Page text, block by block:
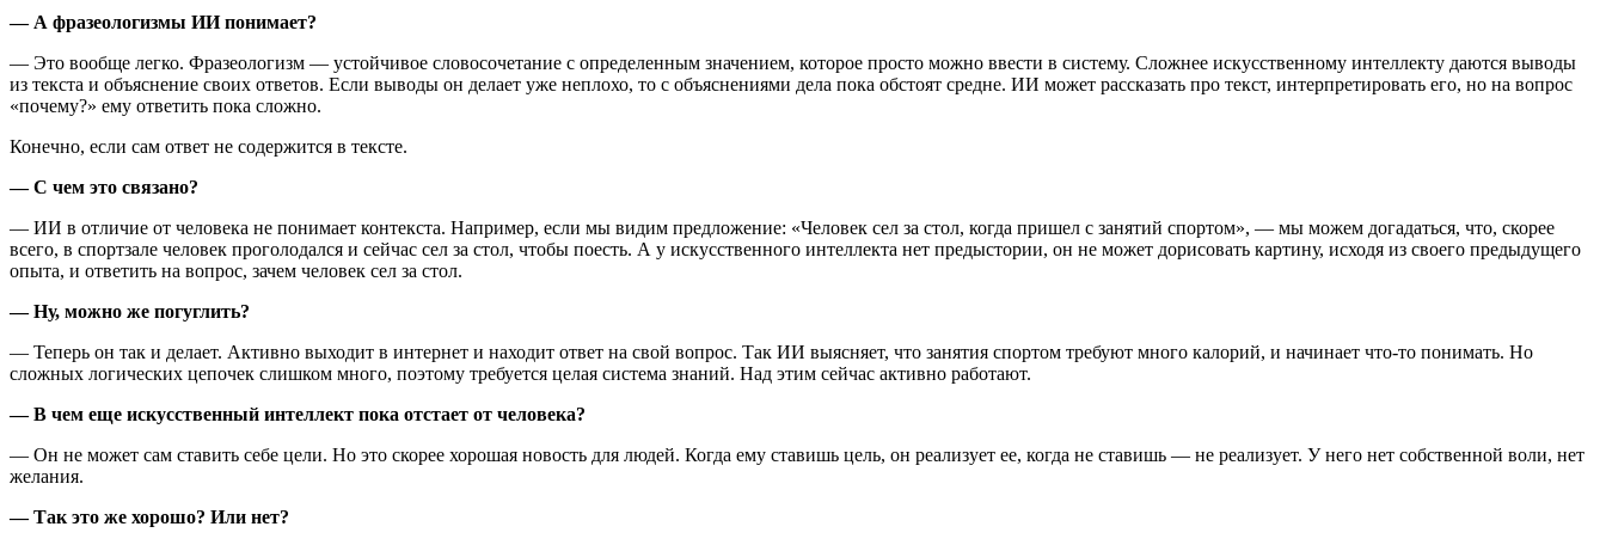
— А фразеологизмы ИИ понимает?
— Это вообще легко. Фразеологизм — устойчивое словосочетание с определенным значением, которое просто можно ввести в систему. Сложнее искусственному интеллекту даются выводы
из текста и объяснение своих ответов. Если выводы он делает уже неплохо, то с объяснениями дела пока обстоят средне. ИИ может рассказать про текст, интерпретировать его, но на вопрос
«почему?» ему ответить пока сложно.
Конечно, если сам ответ не содержится в тексте.
— С чем это связано?
— ИИ в отличие от человека не понимает контекста. Например, если мы видим предложение: «Человек сел за стол, когда пришел с занятий спортом», — мы можем догадаться, что, скорее
всего, в спортзале человек проголодался и сейчас сел за стол, чтобы поесть. А у искусственного интеллекта нет предыстории, он не может дорисовать картину, исходя из своего предыдущего
опыта, и ответить на вопрос, зачем человек сел за стол.
— Ну, можно же погуглить?
— Теперь он так и делает. Активно выходит в интернет и находит ответ на свой вопрос. Так ИИ выясняет, что занятия спортом требуют много калорий, и начинает что-то понимать. Но
сложных логических цепочек слишком много, поэтому требуется целая система знаний. Над этим сейчас активно работают.
— В чем еще искусственный интеллект пока отстает от человека?
— Он не может сам ставить себе цели. Но это скорее хорошая новость для людей. Когда ему ставишь цель, он реализует ее, когда не ставишь — не реализует. У него нет собственной воли, нет
желания.
— Так это же хорошо? Или нет?